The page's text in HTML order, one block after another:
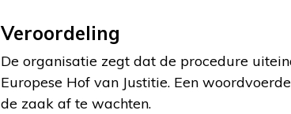
Veroordeling
De organisatie zegt dat de procedure
Europese Hof van Justitie. Een
de zaak af te wachten.